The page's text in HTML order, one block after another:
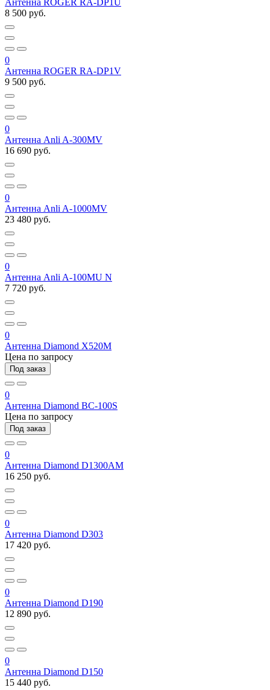
Антенна ROGER RA-DP1U
8 500 руб.
0
Антенна ROGER RA-DP1V
9 500 руб.
0
Антенна Anli A-300MV
16 690 руб.
0
Антенна Anli A-1000MV
23 480 руб.
0
Антенна Anli A-100MU N
7 720 руб.
0
Антенна Diamond X520M
Цена по запросу
Под заказ
0
Антенна Diamond BC-100S
Цена по запросу
Под заказ
0
Антенна Diamond D1300AM
16 250 руб.
0
Антенна Diamond D303
17 420 руб.
0
Антенна Diamond D190
12 890 руб.
0
Антенна Diamond D150
15 440 руб.